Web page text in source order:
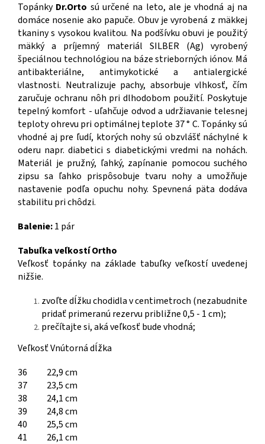
Topánky Dr.Orto sú určené na leto, ale je vhodná aj na
domáce nosenie ako papuče. Obuv je vyrobená z mäkkej
tkaniny s vysokou kvalitou. Na podšívku obuvi je použitý
mäkký a príjemný materiál SILBER (Ag) vyrobený
špeciálnou technológiou na báze strieborných iónov. Má
antibakteriálne, antimykotické a antialergické
vlastnosti. Neutralizuje pachy, absorbuje vlhkosť, čím
zaručuje ochranu nôh pri dlhodobom použití. Poskytuje
tepelný komfort - uľahčuje odvod a udržiavanie telesnej
teploty ohrevu pri optimálnej teplote 37 ° C. Topánky sú
vhodné aj pre ľudí, ktorých nohy sú obzvlášť náchylné k
oderu napr. diabetici s diabetickými vredmi na nohách.
Materiál je pružný, ľahký, zapínanie pomocou suchého
zipsu sa ľahko prispôsobuje tvaru nohy a umožňuje
nastavenie podľa opuchu nohy. Spevnená päta dodáva
stabilitu pri chôdzi.
Balenie:1 pár
Tabuľka veľkostí Ortho
Veľkosť topánky na základe tabuľky veľkostí uvedenej
nižšie.
zvoľte dĺžku chodidla v centimetroch (nezabudnite
pridať primeranú rezervu približne 0,5 - 1 cm);
prečítajte si, aká veľkosť bude vhodná;
Veľkosť Vnútorná dĺžka
36
22,9 cm
37 23,5 cm
38
24,1 cm
39
24,8 cm
40
25,5 cm
41
26,1 cm